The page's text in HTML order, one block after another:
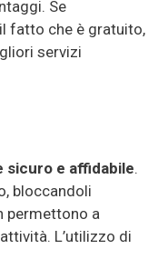
Se
fatto che è gratuito,
servizi
sicuro e affidabile.
bloccandoli
permettono a
L’utilizzo di